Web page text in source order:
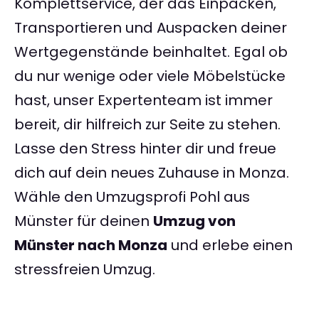
Transportieren und Auspacken deiner
Wertgegenstände beinhaltet. Egal ob
du nur wenige oder viele Möbelstücke
hast, unser Expertenteam ist immer
bereit, dir hilfreich zur Seite zu stehen.
Lasse den Stress hinter dir und freue
dich auf dein neues Zuhause in Monza.
Wähle den Umzugsprofi Pohl aus
Münster für deinen Umzug von
Münster nach Monza und erlebe einen
stressfreien Umzug.